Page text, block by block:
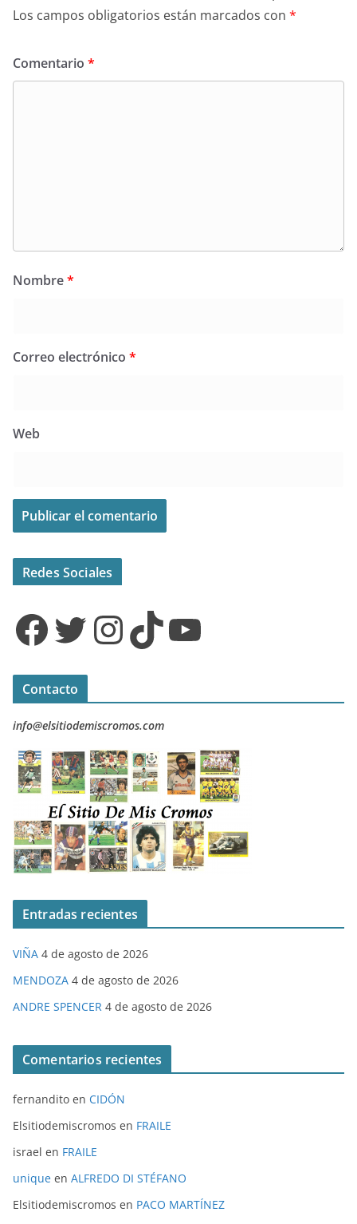
Los campos obligatorios están marcados con *
Comentario *
Nombre*
Correo electrónico *
Web
Redes Sociales
Facebook Twitter InstagramTikTok YouTube
Contacto
info@elsitiodemiscromos.com
Entradas recientes
VIÑA 4 de agosto de 2026
MENDOZA 4 de agosto de 2026
ANDRE SPENCER 4 de agosto de 2026
Comentarios recientes
fernandito en CIDÓN
Elsitiodemiscromos en FRAILE
israel en FRAILE
unique en ALFREDO DI STÉFANO
Elsitiodemiscromos en PACO MARTÍNEZ